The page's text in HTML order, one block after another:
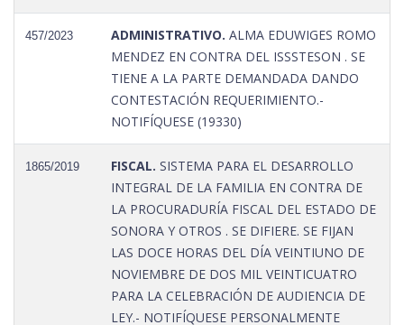
457/2023 ADMINISTRATIVO. ALMA EDUWIGES ROMO
MENDEZ EN CONTRA DEL ISSSTESON . SE
TIENE A LA PARTE DEMANDADA DANDO
CONTESTACIÓN REQUERIMIENTO.-
NOTIFÍQUESE (19330)
1865/2019 FISCAL. SISTEMA PARA EL DESARROLLO
INTEGRAL DE LA FAMILIA EN CONTRA DE
LA PROCURADURÍA FISCAL DEL ESTADO DE
SONORA Y OTROS . SE DIFIERE. SE FIJAN
LAS DOCE HORAS DEL DÍA VEINTIUNO DE
NOVIEMBRE DE DOS MIL VEINTICUATRO
PARA LA CELEBRACIÓN DE AUDIENCIA DE
LEY.- NOTIFÍQUESE PERSONALMENTE